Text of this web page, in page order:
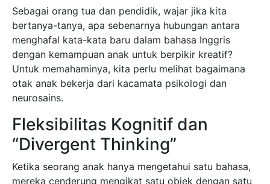
Sebagai orang tua dan pendidik, wajar jika kita
bertanya-tanya, apa sebenarnya hubungan antara
menghafal kata-kata baru dalam bahasa Inggris
dengan kemampuan anak untuk berpikir kreatif?
Untuk memahaminya, kita perlu melihat bagaimana
otak anak bekerja dari kacamata psikologi dan
neurosains.
Fleksibilitas Kognitif dan
“Divergent Thinking”
Ketika seorang anak hanya mengetahui satu bahasa,
mereka cenderung mengikat satu objek dengan satu